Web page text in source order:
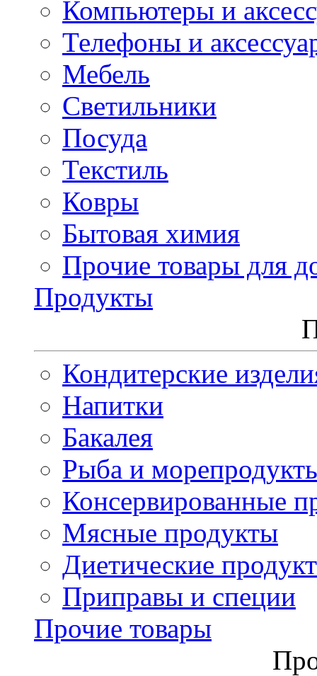
Компьютеры и
Телефоны и
Мебель
Светильники
Посуда
Текстиль
Ковры
Бытовая химия
Прочие товары для
Продукты
Кондитерские
Напитки
Бакалея
Рыба и
Консервированные
Мясные продукты
Диетические
Приправы и специи
Прочие товары